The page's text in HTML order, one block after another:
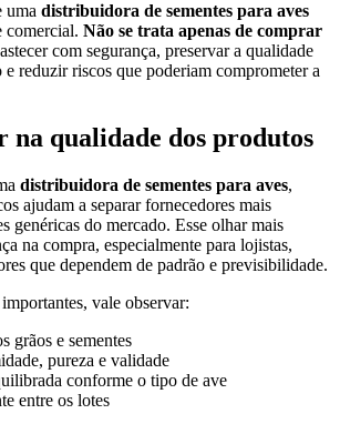
uma distribuidora de sementes para aves
comercial. Não se trata apenas de comprar
com segurança, preservar a qualidade
e reduzir riscos que poderiam comprometer a
na qualidade dos produtos
distribuidora de sementes para aves,
ajudam a separar fornecedores mais
genéricas do mercado. Esse olhar mais
na compra, especialmente para lojistas,
que dependem de padrão e previsibilidade.
vale observar:
grãos e sementes
pureza e validade
conforme o tipo de ave
entre os lotes